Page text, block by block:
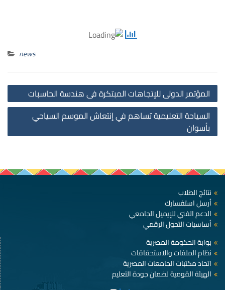
news
المؤتمر الدولى للإتجاهات المبتكرة فى هندسة الحاسبات
السياحة التعليمية تساهم في إنتعاش الموسم السياحي
بأسوان
نتائج الطلاب
أرسل استفسارك
الدعم الفني للإيميل الجامعي
أساسيات التحول الرقمي
بوابة الحكومة المصرية
نظام الملفات والاستحقاقات
اتحاد مكتبات الجامعات المصرية
الهيئة القومية لضمان جودة التعليم